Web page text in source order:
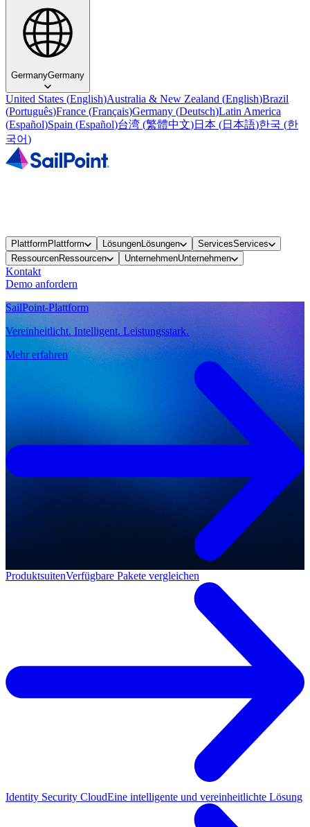
GermanyGermany
United States (English)Australia & New Zealand (English)Brazil
(Português)France (Français)Germany (Deutsch)Latin America
(Español)Spain (Español)台湾 (繁體中文)日本 (日本語)한국 (한
국어)
Plattform Plattform LösungenLösungen ServicesServices
RessourcenRessourcen UnternehmenUnternehmen
Kontakt
Demo anfordern
SailPoint-Plattform
Vereinheitlicht. Intelligent. Leistungsstark.
Mehr erfahren
ProduktsuitenVerfügbare Pakete vergleichen
Identity Security CloudEine intelligente und vereinheitlichte Lösung